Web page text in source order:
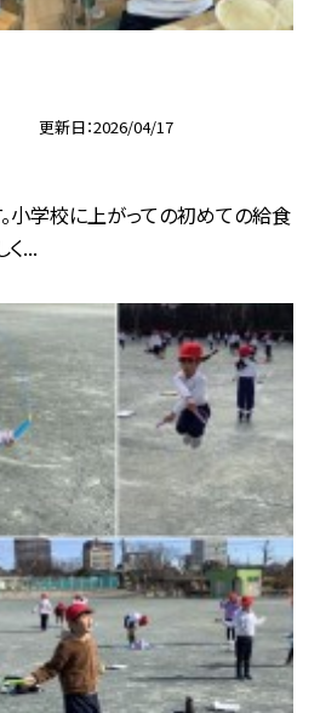
更新日 2026/04/17
小学校に上がっての初めての給食
く...